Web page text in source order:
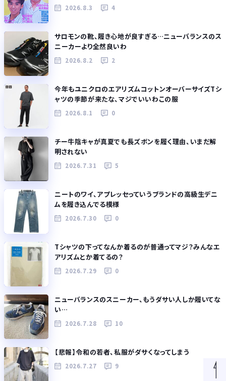
2026.8.3 4
サロモンの靴、履き心地が良すぎる…ニューバランスのス
ニーカーより全然良いわ
2026.8.2 2
今年もユニクロのエアリズムコットンオーバーサイズTシ
ャツの季節が来たな、マジでいいわこの服
2026.8.1 0
チー牛陰キャが真夏でも長ズボンを履く理由、いまだ解
明されない
2026.7.31 5
ニートのワイ、アプレッセっていうブランドの高級生デニ
ムを履き込んでる模様
2026.7.30 0
Tシャツの下ってなんか着るのが普通ってマジ？みんなエ
アリズムとか着てるの？
2026.7.29 0
ニューバランスのスニーカー、もうダサい人しか履いてな
い…
2026.7.28 10
【悲報】令和の若者、私服がダサくなってしまう
2026.7.27 9